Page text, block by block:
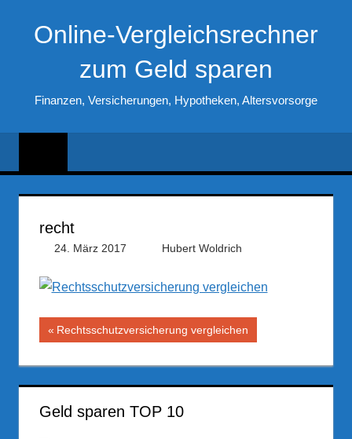
Online-Vergleichsrechner
zum Geld sparen
Finanzen, Versicherungen, Hypotheken, Altersvorsorge
recht
24. März 2017 Hubert Woldrich
Beitragsnavigation
Vorheriger
Rechtsschutzversicherung vergleichen
Geld sparen TOP 10